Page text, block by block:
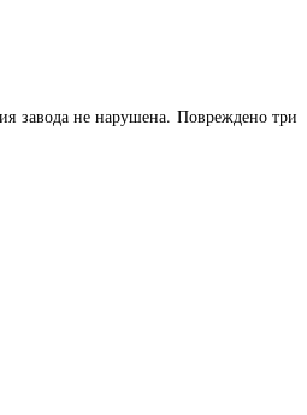
завода не нарушена. Повреждено три